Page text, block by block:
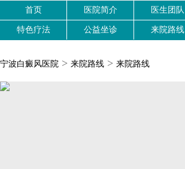
首页 医院简介 医生团队
特色疗法 公益坐诊 来院路线
宁波白癜风医院 > 来院路线 > 来院路线